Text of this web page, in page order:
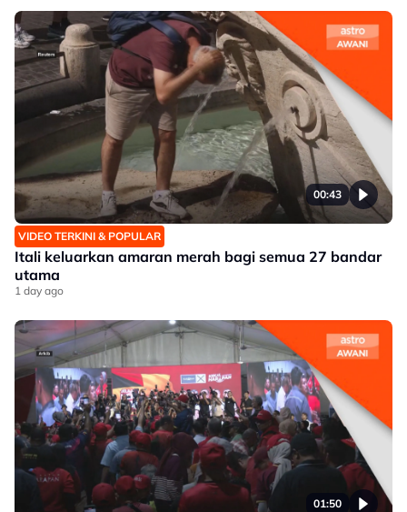
00:43
VIDEO TERKINI & POPULAR
Itali keluarkan amaran merah bagi semua 27 bandar
utama
1 day ago
01:50